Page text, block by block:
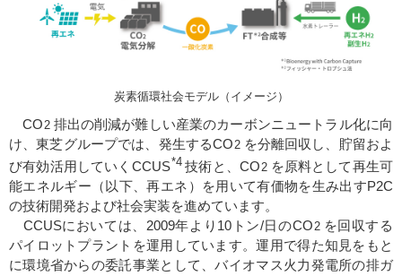
炭素循環社会モデル（イメージ）
CO2 排出の削減が難しい産業のカーボンニュートラル化に向
け、東芝グループでは、発生するCO2 を分離回収し、貯留およ
び有効活用していくCCUS*4 技術と、CO2 を原料として再生可
能エネルギー（以下、再エネ）を用いて有価物を生み出すP2C
の技術開発および社会実装を進めています。
CCUSにおいては、2009年より10トン/日のCO2 を回収する
パイロットプラントを運用しています。運用で得た知見をもと
に環境省からの委託事業として、バイオマス火力発電所の排ガ